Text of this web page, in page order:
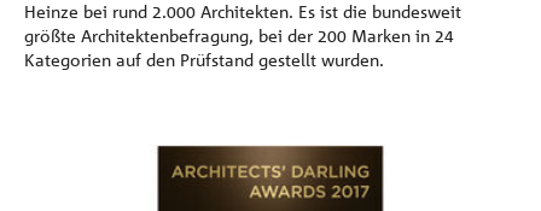
Heinze bei rund 2.000 Architekten. Es ist die bundesweit
größte Architektenbefragung, bei der 200 Marken in 24
Kategorien auf den Prüfstand gestellt wurden.